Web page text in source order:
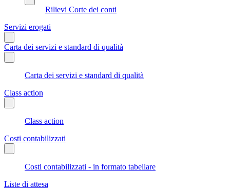
Rilievi Corte dei conti
Servizi erogati
Carta dei servizi e standard di qualità
Carta dei servizi e standard di qualità
Class action
Class action
Costi contabilizzati
Costi contabilizzati - in formato tabellare
Liste di attesa